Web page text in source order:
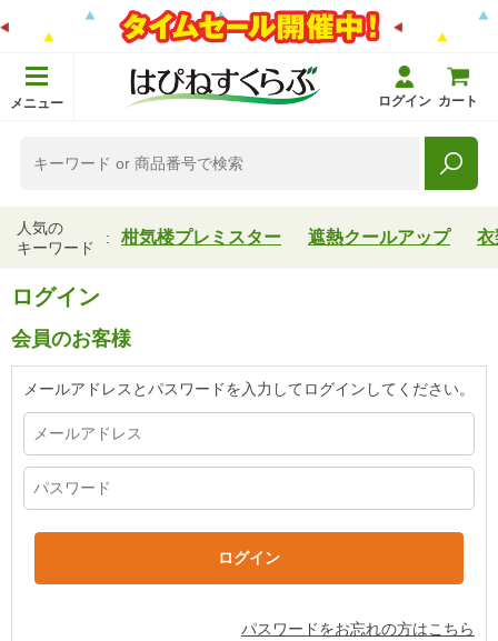
メニュー ログイン カート
人気の
キーワード
柑気楼プレミスター 遮熱クールアップ 衣
ログイン
会員のお客様
メールアドレスとパスワードを入力してログインしてください。
パスワードをお忘れの方はこちら